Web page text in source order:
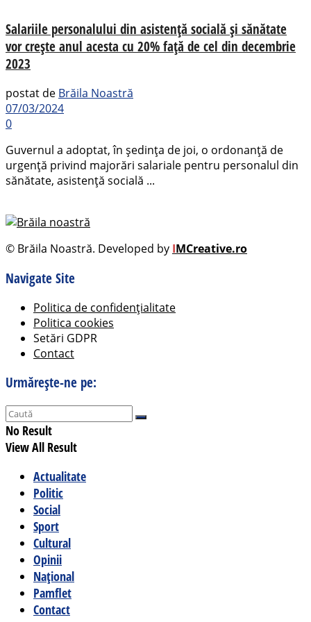
Salariile personalului din asistență socială și sănătate
vor crește anul acesta cu 20% față de cel din decembrie
2023
postat de Brăila Noastră
07/03/2024
0
Guvernul a adoptat, în ședința de joi, o ordonanță de
urgență privind majorări salariale pentru personalul din
sănătate, asistență socială ...
© Brăila Noastră. Developed by IMCreative.ro
Navigate Site
Politica de confidențialitate
Politica cookies
Setări GDPR
Contact
Urmărește-ne pe:
No Result
View All Result
Actualitate
Politic
Social
Sport
Cultural
Opinii
Național
Pamflet
Contact